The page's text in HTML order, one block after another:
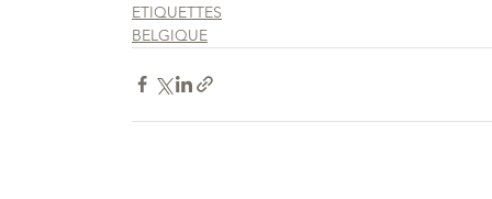
ETIQUETTES
BELGIQUE